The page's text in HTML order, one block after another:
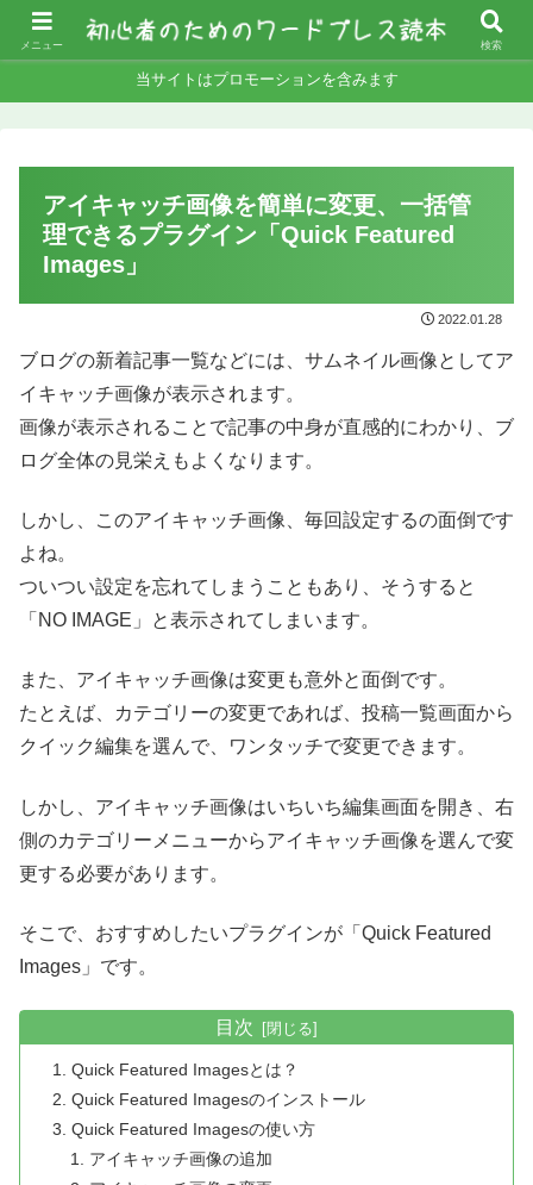
WordPressの使い方をわかりやすく解説しています！
当サイトはプロモーションを含みます
アイキャッチ画像を簡単に変更、一括管
理できるプラグイン「Quick Featured
Images」
2022.01.28
ブログの新着記事一覧などには、サムネイル画像としてア
イキャッチ画像が表示されます。
画像が表示されることで記事の中身が直感的にわかり、ブ
ログ全体の見栄えもよくなります。
しかし、このアイキャッチ画像、毎回設定するの面倒です
よね。
ついつい設定を忘れてしまうこともあり、そうすると
「NO IMAGE」と表示されてしまいます。
また、アイキャッチ画像は変更も意外と面倒です。
たとえば、カテゴリーの変更であれば、投稿一覧画面から
クイック編集を選んで、ワンタッチで変更できます。
しかし、アイキャッチ画像はいちいち編集画面を開き、右
側のカテゴリーメニューからアイキャッチ画像を選んで変
更する必要があります。
そこで、おすすめしたいプラグインが「Quick Featured
Images」です。
目次
Quick Featured Imagesとは？
Quick Featured Imagesのインストール
Quick Featured Imagesの使い方
アイキャッチ画像の追加
メニュー 検索